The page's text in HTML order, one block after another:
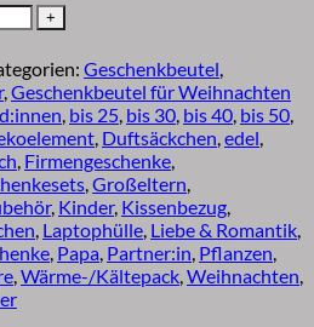
Geschenkbeutel
, Geschenkbeutel für Weihnachten
bis 25 bis 30 bis 40 bis 50
Duftsäckchen edel
Firmengeschenke
Großeltern
, Kinder, Kissenbezug
Laptophülle Liebe & Romantik
Papa Partner:in Pflanzen
Wärme-/Kältepack Weihnachten